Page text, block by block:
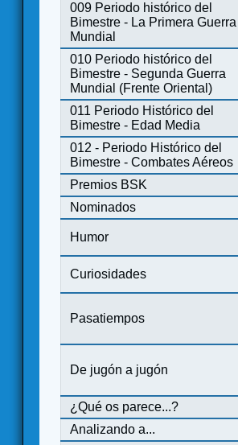
009 Periodo histórico del
Bimestre - La Primera Guerra
Mundial
010 Periodo histórico del
Bimestre - Segunda Guerra
Mundial (Frente Oriental)
011 Periodo Histórico del
Bimestre - Edad Media
012 - Periodo Histórico del
Bimestre - Combates Aéreos
Premios BSK
Nominados
Humor
Curiosidades
Pasatiempos
De jugón a jugón
¿Qué os parece...?
Analizando a...